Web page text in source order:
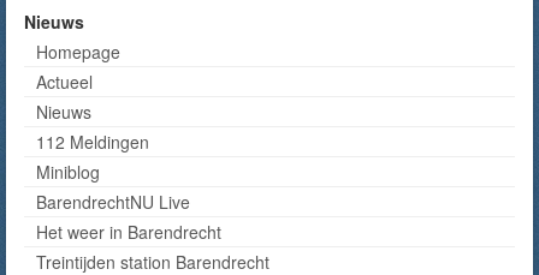
Nieuws
Homepage
Actueel
Nieuws
112 Meldingen
Miniblog
BarendrechtNU Live
Het weer in Barendrecht
Treintijden station Barendrecht